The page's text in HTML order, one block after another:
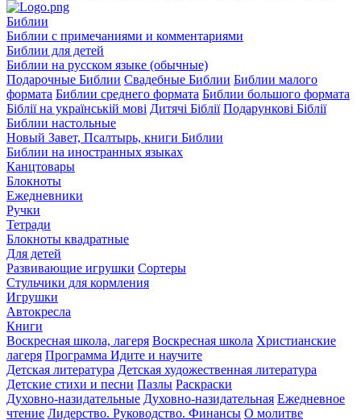
Библии
Библии с примечаниями и комментариями
Библии для детей
Библии на русском языке (обычные)
Подарочные Библии Свадебные Библии Библии малого
формата Библии среднего формата Библии большого формата
Біблії на українській мові Дитячі Біблії Подарункові Біблії
Библии настольные
Новый Завет, Псалтырь, книги Библии
Библии на иностранных языках
Канцтовары
Блокноты
Ежедневники
Ручки
Тетради
Блокноты квадратные
Для детей
Развивающие игрушки Сортеры
Стульчики для кормления
Игрушки
Автокресла
Книги
Воскресная школа, лагеря Воскресная школа Христианские
лагеря Программа Идите и научите
Детская литература Детская художественная литература
Детские стихи и песни Пазлы Раскраски
Духовно-назидательные Духовно-назидательная Ежедневное
чтение Лидерство. Руководство. Финансы О молитве